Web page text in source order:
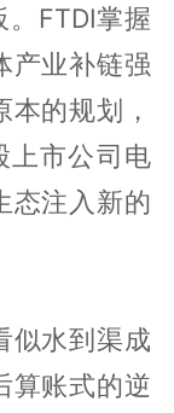
FTDI掌握
产业补链强
的规划，
上市公司电
态注入新的
似水到渠成
算账式的逆